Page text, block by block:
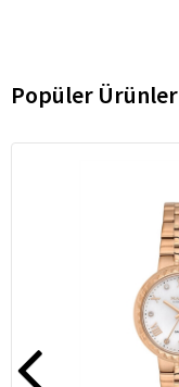
Popüler Ürünler